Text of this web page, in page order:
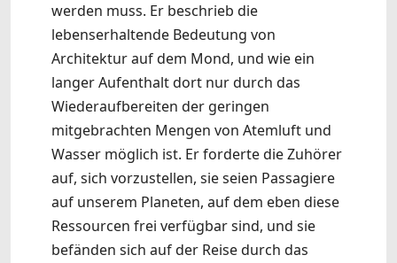
werden muss. Er beschrieb die
lebenserhaltende Bedeutung von
Architektur auf dem Mond, und wie ein
langer Aufenthalt dort nur durch das
Wiederaufbereiten der geringen
mitgebrachten Mengen von Atemluft und
Wasser möglich ist. Er forderte die Zuhörer
auf, sich vorzustellen, sie seien Passagiere
auf unserem Planeten, auf dem eben diese
Ressourcen frei verfügbar sind, und sie
befänden sich auf der Reise durch das